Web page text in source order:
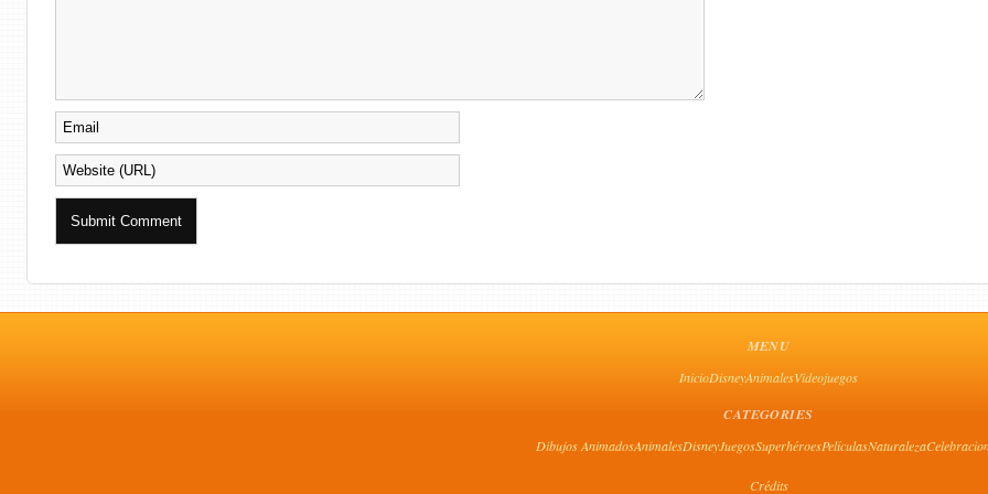
MENU
InicioDisneyAnimalesVideojuegos
CATEGORIES
Dibujos AnimadosAnimalesDisneyJuegosSuperhéroesPelículasNaturaleza
Crédits